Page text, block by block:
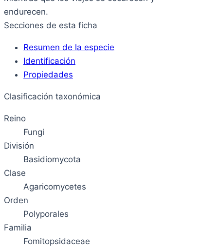
endurecen.
Secciones de esta ficha
Resumen de la especie
Identificación
Propiedades
Clasificación taxonómica
Reino
Fungi
División
Basidiomycota
Clase
Agaricomycetes
Orden
Polyporales
Familia
Fomitopsidaceae